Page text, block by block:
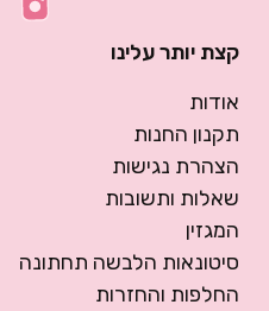
קצת יותר עלינו
אודות
תקנון החנות
הצהרת נגישות
שאלות ותשובות
המגזין
סיטונאות הלבשה תחתונה
החלפות והחזרות